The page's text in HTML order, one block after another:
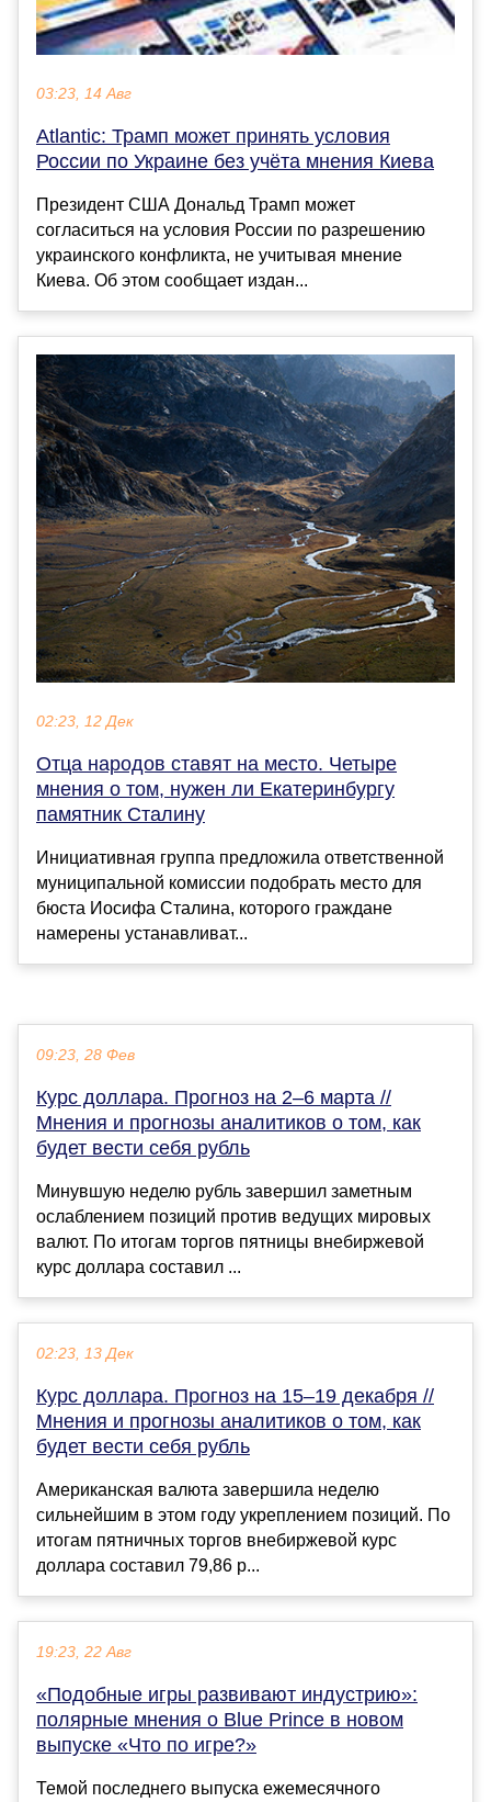
03:23, 14 Авг
Atlantic: Трамп может принять условия
России по Украине без учёта мнения Киева
Президент США Дональд Трамп может
согласиться на условия России по разрешению
украинского конфликта, не учитывая мнение
Киева. Об этом сообщает издан...
02:23, 12 Дек
Отца народов ставят на место. Четыре
мнения о том, нужен ли Екатеринбургу
памятник Сталину
Инициативная группа предложила ответственной
муниципальной комиссии подобрать место для
бюста Иосифа Сталина, которого граждане
намерены устанавливат...
09:23, 28 Фев
Курс доллара. Прогноз на 2–6 марта //
Мнения и прогнозы аналитиков о том, как
будет вести себя рубль
Минувшую неделю рубль завершил заметным
ослаблением позиций против ведущих мировых
валют. По итогам торгов пятницы внебиржевой
курс доллара составил ...
02:23, 13 Дек
Курс доллара. Прогноз на 15–19 декабря //
Мнения и прогнозы аналитиков о том, как
будет вести себя рубль
Американская валюта завершила неделю
сильнейшим в этом году укреплением позиций. По
итогам пятничных торгов внебиржевой курс
доллара составил 79,86 р...
19:23, 22 Авг
«Подобные игры развивают индустрию»:
полярные мнения о Blue Prince в новом
выпуске «Что по игре?»
Темой последнего выпуска ежемесячного